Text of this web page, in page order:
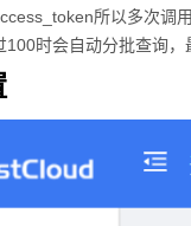
所以多次调
100时会自动分批查询